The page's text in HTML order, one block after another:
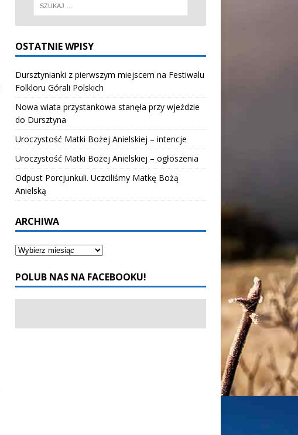
OSTATNIE WPISY
Dursztynianki z pierwszym miejscem na Festiwalu
Folkloru Górali Polskich
Nowa wiata przystankowa stanęła przy wjeździe
do Dursztyna
Uroczystość Matki Bożej Anielskiej – intencje
Uroczystość Matki Bożej Anielskiej – ogłoszenia
Odpust Porcjunkuli. Uczciliśmy Matkę Bożą
Anielską
ARCHIWA
POLUB NAS NA FACEBOOKU!